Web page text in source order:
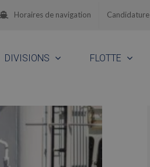
Horaires de navigation Candidature
DIVISIONS FLOTTE